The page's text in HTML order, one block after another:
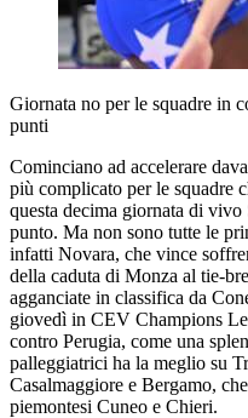
Giornata no per le squadre in
punti
Cominciano ad accelerare
più complicato per le squadre
questa decima giornata di
punto. Ma non sono tutte le
infatti Novara, che vince
della caduta di Monza al tie-
agganciate in classifica da
giovedì in CEV Champions
contro Perugia, come una
palleggiatrici ha la meglio su
Casalmaggiore e Bergamo,
piemontesi Cuneo e Chieri.